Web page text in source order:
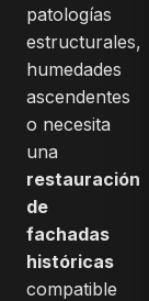
patologías
estructurales,
humedades
ascendentes
o necesita
una
restauración
de
fachadas
históricas
compatible